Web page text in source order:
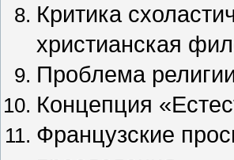
Критика
христианская
Проблема
Концепция
Французские